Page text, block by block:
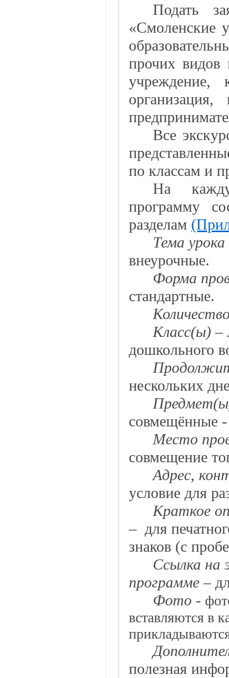
Подать
«Смоленские
прочих
учреждение,
Все
по классам и
На
программу
разделам
Тема урока
внеурочные.
Форма
стандартные.
Класс(ы) –
дошкольного
нескольких
совмещённые -
Место
совмещение
Адрес,
условие для
Краткое
– для
знаков (с
Ссылка на
программе –
Фото -
вставляются в
полезная